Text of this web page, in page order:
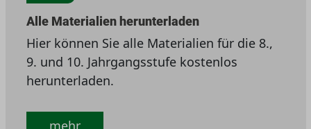
Alle Materialien herunterladen
Hier können Sie alle Materialien für die 8.,
9. und 10. Jahrgangsstufe kostenlos
herunterladen.
mehr